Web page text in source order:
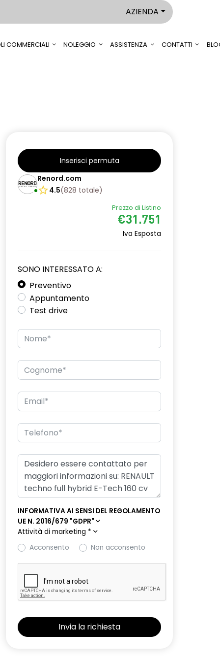
AZIENDA
COMMERCIALI NOLEGGIO ASSISTENZA CONTATTI
Inserisci permuta
Renord.com
4.5(828 totale)
Prezzo di Listino
€31.751
Iva Esposta
SONO INTERESSATO A:
Preventivo
Appuntamento
Test drive
INFORMATIVA AI SENSI DEL REGOLAMENTO
UE N. 2016/679 "GDPR"
Attività di marketing *
Acconsento
Non acconsento